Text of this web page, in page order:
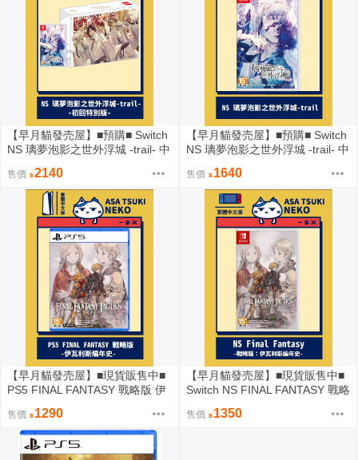
【早月貓發売屋】■預購■ Switch
NS 璃夢泡影之世外浮城 -trail- 中
※
售價 2140
【早月貓發売屋】■預購■ Switch
NS 璃夢泡影之世外浮城 -trail- 中
售價 1640
【早月貓發売屋】■現貨販售中■
PS5 FINAL FANTASY 戰略版 伊
售價 1290
【早月貓發売屋】■現貨販售中■
Switch NS FINAL FANTASY 戰略
售價 1350